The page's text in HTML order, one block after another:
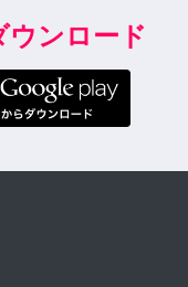
ウンロード